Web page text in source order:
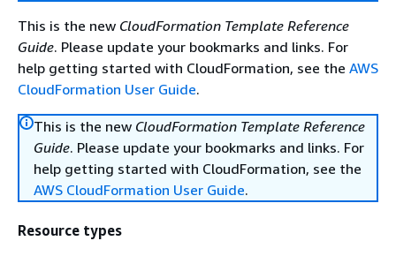
This is the new CloudFormation Template Reference
Guide. Please update your bookmarks and links. For
help getting started with CloudFormation, see the AWS
CloudFormation User Guide.
This is the new CloudFormation Template Reference
Guide. Please update your bookmarks and links. For
help getting started with CloudFormation, see the
AWS CloudFormation User Guide.
Resource types